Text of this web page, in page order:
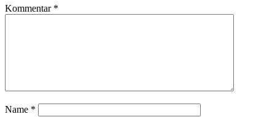
Kommentar *
Name *